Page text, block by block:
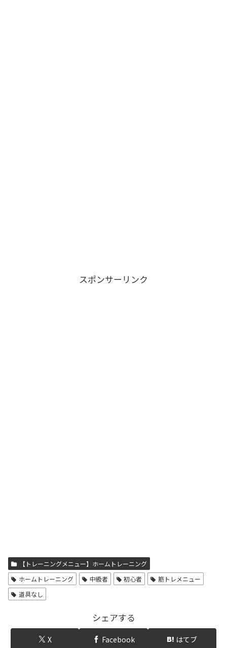
スポンサーリンク
【トレーニングメニュー】ホームトレーニング
ホームトレーニング
中級者 初心者
筋トレメニュー
道具なし
シェアする
X Facebook はてブ